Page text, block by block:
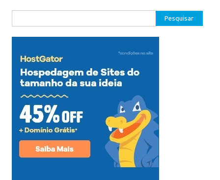
por: